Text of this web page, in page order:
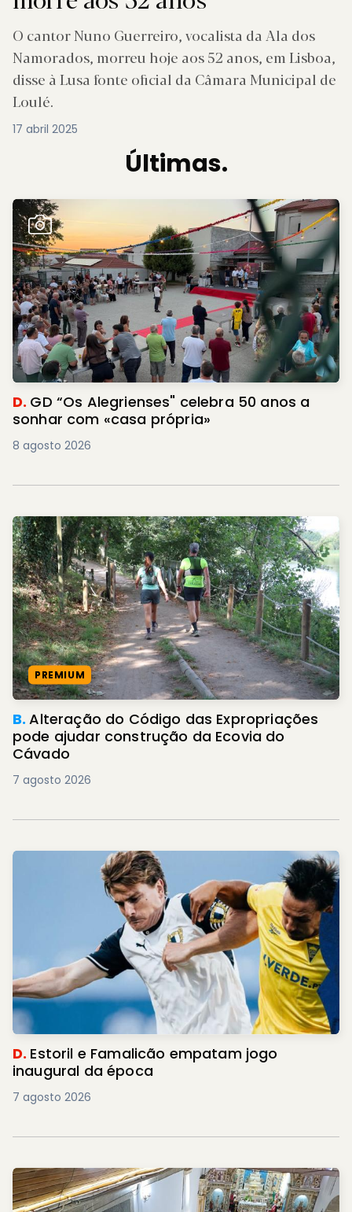
O cantor Nuno Guerreiro, vocalista da Ala dos
Namorados, morreu hoje aos 52 anos, em Lisboa,
disse à Lusa fonte oficial da Câmara Municipal de
Loulé.
17 abril 2025
Últimas.
D. GD “Os Alegrienses" celebra 50 anos a
sonhar com «casa própria»
8 agosto 2026
PREMIUM
B.Alteração do Código das Expropriações
pode ajudar construção da Ecovia do
Cávado
7 agosto 2026
D. Estoril e Famalicão empatam jogo
inaugural da época
7 agosto 2026